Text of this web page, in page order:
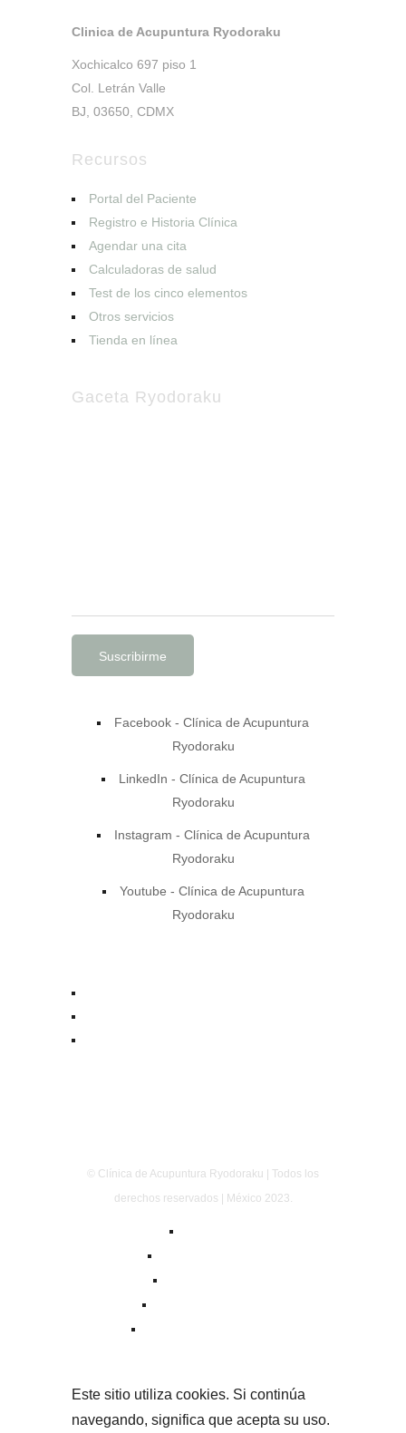
Clinica de Acupuntura Ryodoraku
Xochicalco 697 piso 1
Col. Letrán Valle
BJ, 03650, CDMX
Recursos
Portal del Paciente
Registro e Historia Clínica
Agendar una cita
Calculadoras de salud
Test de los cinco elementos
Otros servicios
Tienda en línea
Gaceta Ryodoraku
Facebook - Clínica de Acupuntura
Ryodoraku
LinkedIn - Clínica de Acupuntura
Ryodoraku
Instagram - Clínica de Acupuntura
Ryodoraku
Youtube - Clínica de Acupuntura
Ryodoraku
© Clínica de Acupuntura Ryodoraku | Todos los
derechos reservados | México 2023.
Este sitio utiliza cookies. Si continúa
navegando, significa que acepta su uso.